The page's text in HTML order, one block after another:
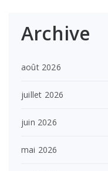
Archive
août 2026
juillet 2026
juin 2026
mai 2026